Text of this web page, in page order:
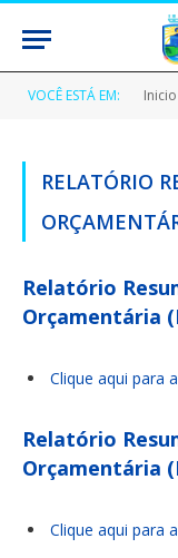
VOCÊ ESTÁ EM: Inicio
RELATÓRIO
Relatório
Orçamentária
Clique aqui para
Relatório
Orçamentária
Clique aqui para